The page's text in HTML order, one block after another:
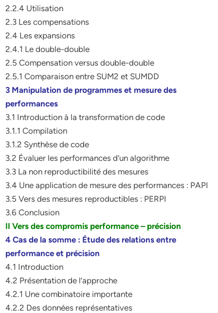
2.2.4 Utilisation
2.3 Les compensations
2.4 Les expansions
2.4.1 Le double-double
2.5 Compensation versus double-double
2.5.1 Comparaison entre SUM2 et SUMDD
3 Manipulation de programmes et mesure des
performances
3.1 Introduction à la transformation de code
3.1.1 Compilation
3.1.2 Synthèse de code
3.2 Évaluer les performances d’un algorithme
3.3 La non reproductibilité des mesures
3.4 Une application de mesure des performances : PAPI
3.5 Vers des mesures reproductibles : PERPI
3.6 Conclusion
II Vers des compromis performance – précision
4 Cas de la somme : Étude des relations entre
performance et précision
4.1 Introduction
4.2 Présentation de l’approche
4.2.1 Une combinatoire importante
4.2.2 Des données représentatives